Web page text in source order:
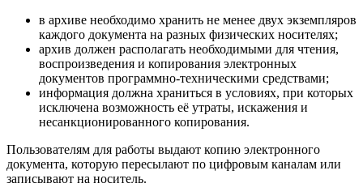
в архиве необходимо хранить не менее двух экземпляров
каждого документа на разных физических носителях;
архив должен располагать необходимыми для чтения,
воспроизведения и копирования электронных
документов программно-техническими средствами;
информация должна храниться в условиях, при которых
исключена возможность её утраты, искажения и
несанкционированного копирования.
Пользователям для работы выдают копию электронного
документа, которую пересылают по цифровым каналам или
записывают на носитель.